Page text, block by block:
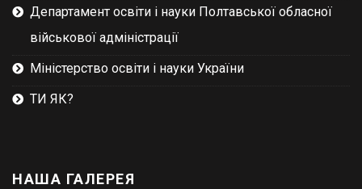
Департамент освіти і науки Полтавської обласної
військової адміністрації
Міністерство освіти і науки України
ТИ ЯК?
НАША ГАЛЕРЕЯ